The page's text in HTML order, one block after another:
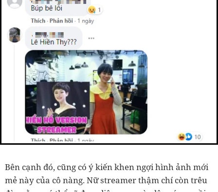
Bên cạnh đó, cũng có ý kiến khen ngợi hình ảnh mới
mẻ này của cô nàng. Nữ streamer thậm chí còn trêu